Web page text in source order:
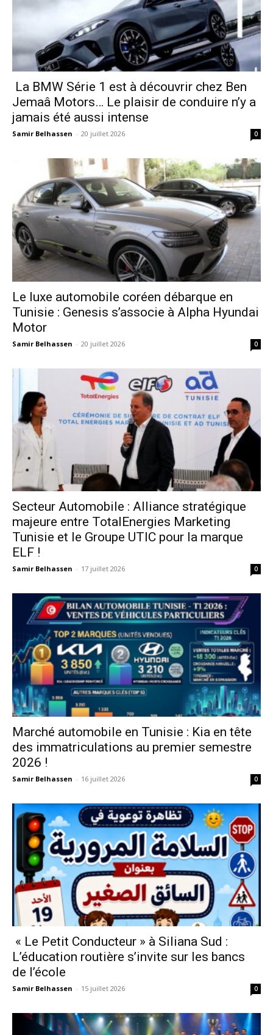
La BMW Série 1 est à découvrir chez Ben
Jemaâ Motors… Le plaisir de conduire n’y a
jamais été aussi intense
Samir Belhassen - 20 juillet 2026 0
Le luxe automobile coréen débarque en
Tunisie : Genesis s’associe à Alpha Hyundai
Motor
Samir Belhassen - 20 juillet 2026 0
Secteur Automobile : Alliance stratégique
majeure entre TotalEnergies Marketing
Tunisie et le Groupe UTIC pour la marque
ELF !
Samir Belhassen - 17 juillet 2026 0
Marché automobile en Tunisie : Kia en tête
des immatriculations au premier semestre
2026 !
Samir Belhassen - 16 juillet 2026 0
« Le Petit Conducteur » à Siliana Sud :
L’éducation routière s’invite sur les bancs
de l’école
Samir Belhassen - 15 juillet 2026 0